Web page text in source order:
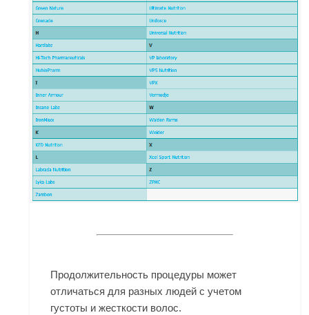
Продолжительность процедуры может
отличаться для разных людей с учетом
густоты и жесткости волос.